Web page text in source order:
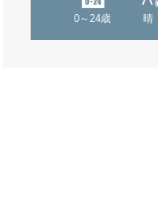
0～24歳 晴